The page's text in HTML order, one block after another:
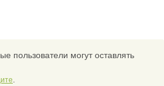
пользователи могут оставлять